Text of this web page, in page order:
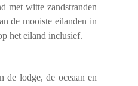
met witte zandstranden
de mooiste eilanden in
het eiland inclusief.
de lodge, de oceaan en